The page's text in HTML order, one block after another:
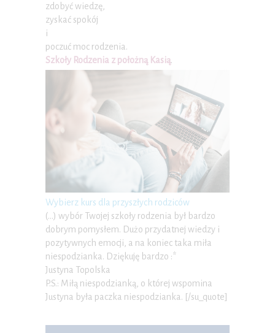
zdobyć wiedzę,
zyskać spokój
i
poczuć moc rodzenia.
Szkoły Rodzenia z położną Kasią.
Wybierz kurs dla przyszłych rodziców
(…) wybór Twojej szkoły rodzenia był bardzo
dobrym pomysłem. Dużo przydatnej wiedzy i
pozytywnych emocji, a na koniec taka miła
niespodzianka. Dziękuję bardzo :*
Justyna Topolska
P.S.: Miłą niespodzianką, o której wspomina
Justyna była paczka niespodzianka. [/su_quote]